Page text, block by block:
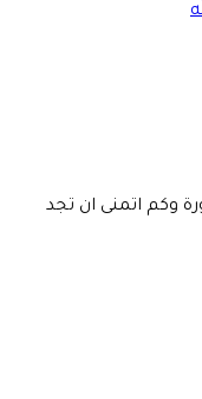
وكم اتمنى ان تجد